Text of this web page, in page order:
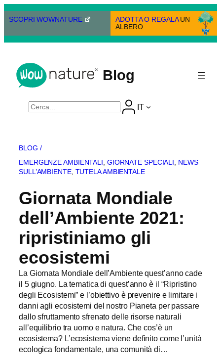
Vai
alSCOPRI WOWNATURE ADOTTA O REGALAUN
ALBERO
Blog
Cerca IT
BLOG /
EMERGENZE AMBIENTALI GIORNATE SPECIALI
NEWS
SULL’AMBIENTE, TUTELA AMBIENTALE
Giornata Mondiale
dell’Ambiente 2021:
ripristiniamo gli
ecosistemi
La Giornata Mondiale dell’Ambiente quest’anno cade
il 5 giugno. La tematica di quest’anno è il “Ripristino
degli Ecosistemi” e l’obiettivo è prevenire e limitare i
danni agli ecosistemi del nostro Pianeta per passare
dallo sfruttamento sfrenato delle risorse naturali
all’equilibrio tra uomo e natura. Che cos’è un
ecosistema? L’ecosistema viene definito come l’unità
ecologica fondamentale, una comunità di…